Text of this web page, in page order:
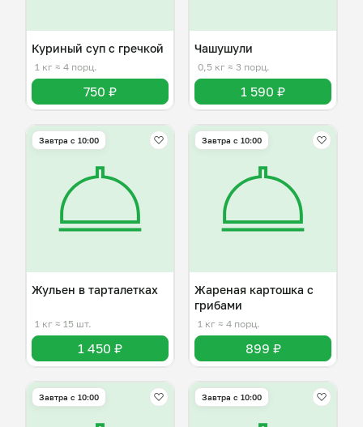
Куриный суп с гречкой
1 кг ≈ 4 порц.
750 ₽
Чашушули
0,5 кг ≈ 3 порц.
1 590 ₽
Завтра c 10:00
Жульен в тарталетках
1 кг ≈ 15 шт.
1 450 ₽
Завтра c 10:00
Жареная картошка с
грибами
1 кг ≈ 4 порц.
899 ₽
Завтра c 10:00 Завтра c 10:00